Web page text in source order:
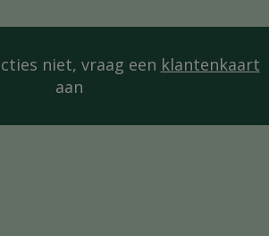
niet, vraag een klantenkaart
aan